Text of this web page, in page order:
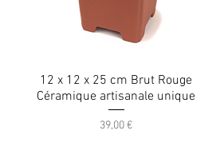
12 x 12 x 25 cm Brut Rouge
Céramique artisanale unique
Prix
39,00 €